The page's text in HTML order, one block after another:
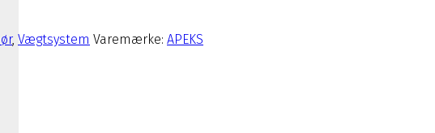
, Vægtsystem Varemærke: APEKS